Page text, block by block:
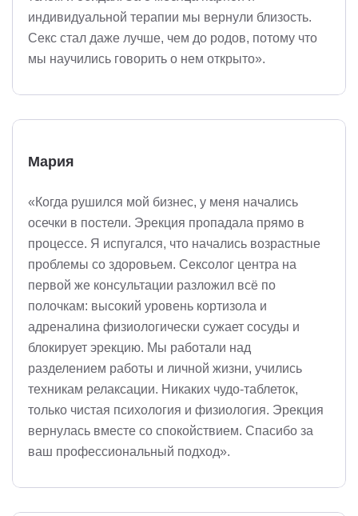
индивидуальной терапии мы вернули близость.
Секс стал даже лучше, чем до родов, потому что
мы научились говорить о нем открыто».
Мария
«Когда рушился мой бизнес, у меня начались
осечки в постели. Эрекция пропадала прямо в
процессе. Я испугался, что начались возрастные
проблемы со здоровьем. Сексолог центра на
первой же консультации разложил всё по
полочкам: высокий уровень кортизола и
адреналина физиологически сужает сосуды и
блокирует эрекцию. Мы работали над
разделением работы и личной жизни, учились
техникам релаксации. Никаких чудо-таблеток,
только чистая психология и физиология. Эрекция
вернулась вместе со спокойствием. Спасибо за
ваш профессиональный подход».